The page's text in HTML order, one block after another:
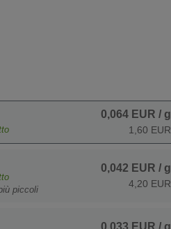
0,064 EUR / g
1,60 EUR
piccoli
0,042 EUR / g
4,20 EUR